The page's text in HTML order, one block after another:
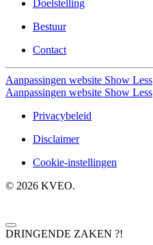
Doelstelling
Bestuur
Contact
Aanpassingen website Show Less
Aanpassingen website Show Less
Privacybeleid
Disclaimer
Cookie-instellingen
© 2026 KVEO.
DRINGENDE ZAKEN ?!